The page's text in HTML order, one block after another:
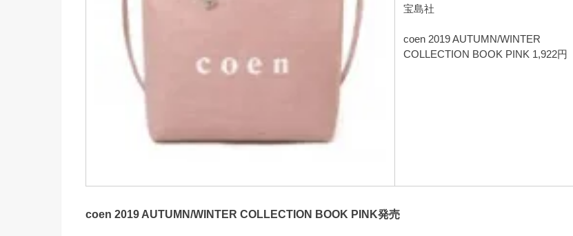
宝島社
coen 2019 AUTUMN/WINTER
COLLECTION BOOK PINK 1,922円
coen 2019 AUTUMN/WINTER COLLECTION BOOK PINK発売